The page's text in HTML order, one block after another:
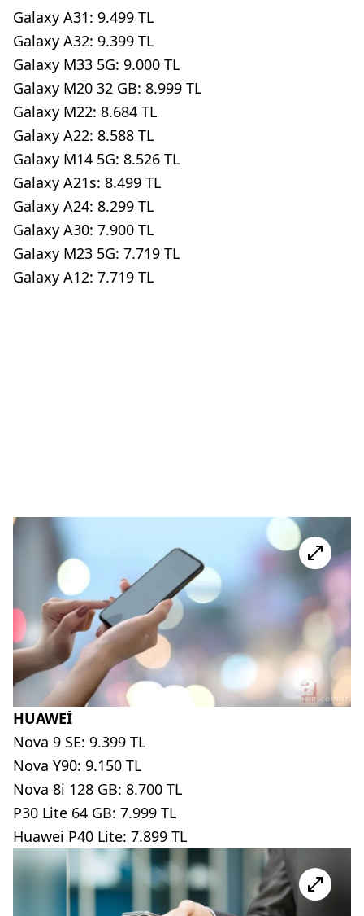
Galaxy A31: 9.499 TL
Galaxy A32: 9.399 TL
Galaxy M33 5G: 9.000 TL
Galaxy M20 32 GB: 8.999 TL
Galaxy M22: 8.684 TL
Galaxy A22: 8.588 TL
Galaxy M14 5G: 8.526 TL
Galaxy A21s: 8.499 TL
Galaxy A24: 8.299 TL
Galaxy A30: 7.900 TL
Galaxy M23 5G: 7.719 TL
Galaxy A12: 7.719 TL
HUAWEİ
Nova 9 SE: 9.399 TL
Nova Y90: 9.150 TL
Nova 8i 128 GB: 8.700 TL
P30 Lite 64 GB: 7.999 TL
Huawei P40 Lite: 7.899 TL